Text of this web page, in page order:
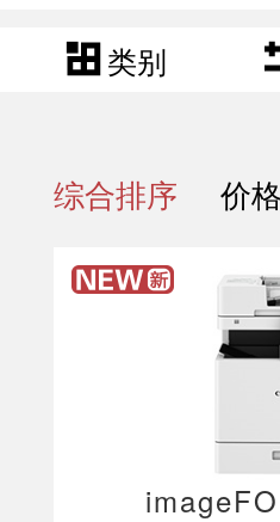
类别
综合排序 价格